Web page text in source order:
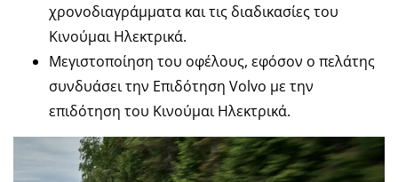
χρονοδιαγράμματα και τις διαδικασίες του
Κινούμαι Ηλεκτρικά.
Μεγιστοποίηση του οφέλους, εφόσον ο πελάτης
συνδυάσει την Eπιδότηση Volvo με την
επιδότηση του Κινούμαι Ηλεκτρικά.